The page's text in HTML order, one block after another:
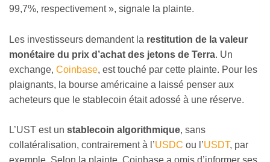
99,7%, respectivement », signale la plainte.
Les investisseurs demandent la restitution de la valeur
monétaire du prix d’achat des jetons de Terra. Un
exchange, Coinbase, est touché par cette plainte. Pour les
plaignants, la bourse américaine a laissé penser aux
acheteurs que le stablecoin était adossé à une réserve.
L’UST est un stablecoin algorithmique, sans
collatéralisation, contrairement à l’USDC ou l’USDT, par